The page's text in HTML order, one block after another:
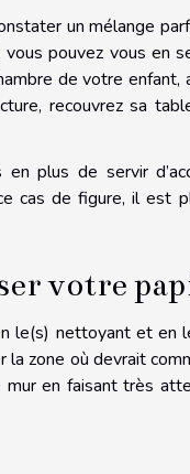
un mélange
pouvez vous en
de votre enfant,
recouvrez sa
plus de servir
de figure, il est
votre
le(s) nettoyant et en
zone où devrait
en faisant très